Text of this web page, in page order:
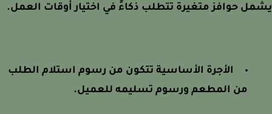
حوافز متغيرة تتطلب ذكاءً في اختيار أوقات العمل.
الأجرة الأساسية تتكون من رسوم استلام الطلب
من المطعم ورسوم تسليمه للعميل.